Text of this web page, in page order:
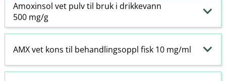
Amoxinsol vet pulv til bruk i drikkevann
500 mg/g
AMX vet kons til behandlingsoppl fisk 10 mg/ml